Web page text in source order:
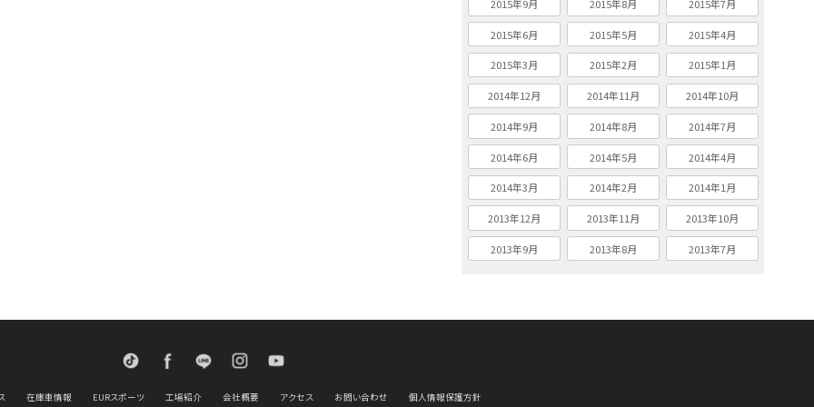
2015年9月 2015年8月 2015年7月
2015年6月 2015年5月 2015年4月
2015年3月 2015年2月 2015年1月
2014年12月 2014年11月 2014年10月
2014年9月 2014年8月 2014年7月
2014年6月 2014年5月 2014年4月
2014年3月 2014年2月 2014年1月
2013年12月 2013年11月 2013年10月
2013年9月 2013年8月 2013年7月
TikTok FacebookLINE
在庫車情報 EURスポーツ 工場紹介 会社概要 アクセス お問い合わせ 個人情報保護方針